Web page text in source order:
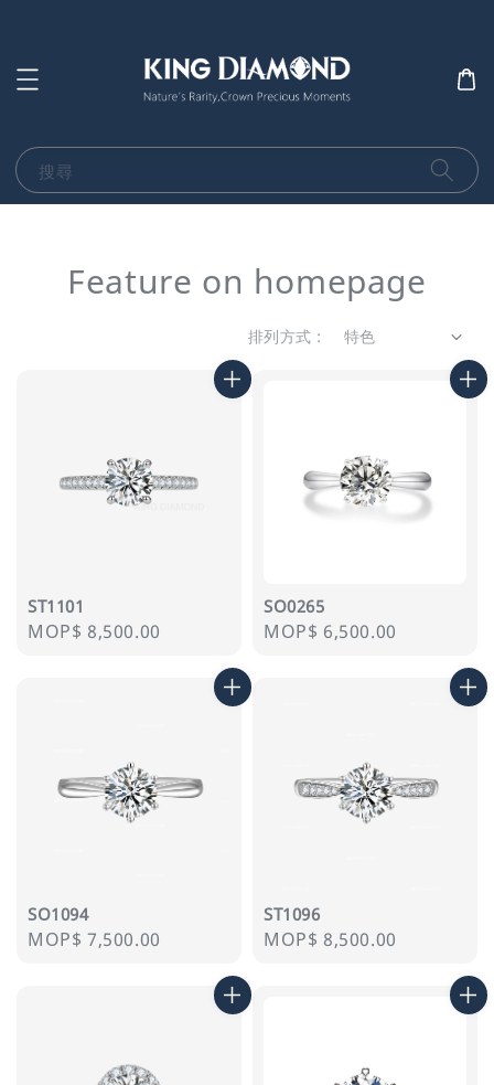
搜尋
Feature on homepage
排列方式 :
ST1101
Regular
MOP$ 8,500.00
SO0265
Regular
MOP$ 6,500.00
SO1094
Regular
MOP$ 7,500.00
ST1096
Regular
MOP$ 8,500.00